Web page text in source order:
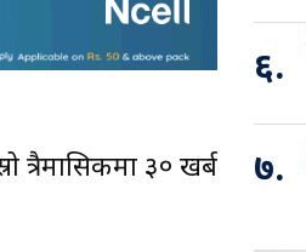
त्रैमासिकमा ३० खर्ब
६.
७.